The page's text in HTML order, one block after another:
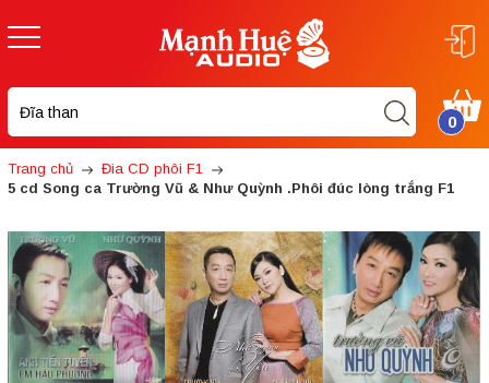
0
Trang chủ
Đia CD phôi F1
5 cd Song ca Trường Vũ & Như Quỳnh .Phôi đúc lòng trắng F1